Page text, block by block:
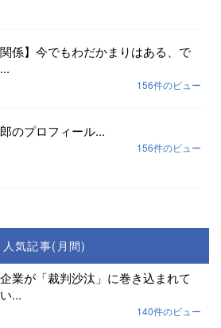
関係】今でもわだかまりはある、で
156件のビュー
のプロフィール...
156件のビュー
人気記事(月間)
業が「裁判沙汰」に巻き込まれて
...
140件のビュー